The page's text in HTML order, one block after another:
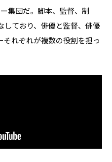
集団だ。脚本、監督、制
しており、俳優と監督、俳優
それぞれが複数の役割を担っ